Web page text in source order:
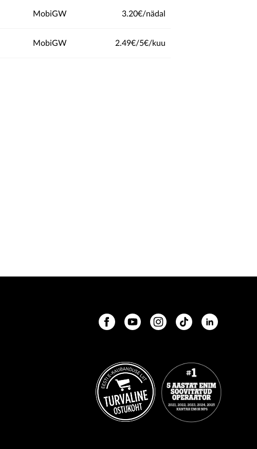
MobiGW 3.20€/nädal
MobiGW 2.49€/5€/kuu